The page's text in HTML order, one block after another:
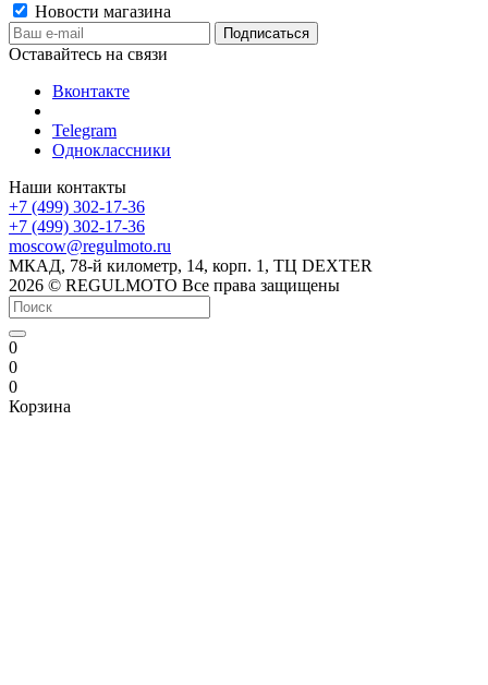
Новости магазина
Оставайтесь на связи
Вконтакте
Telegram
Одноклассники
Наши контакты
+7 (499) 302-17-36
+7 (499) 302-17-36
moscow@regulmoto.ru
МКАД, 78-й километр, 14, корп. 1, ТЦ DEXTER
2026 © REGULMOTO Все права защищены
0
0
0
Корзина